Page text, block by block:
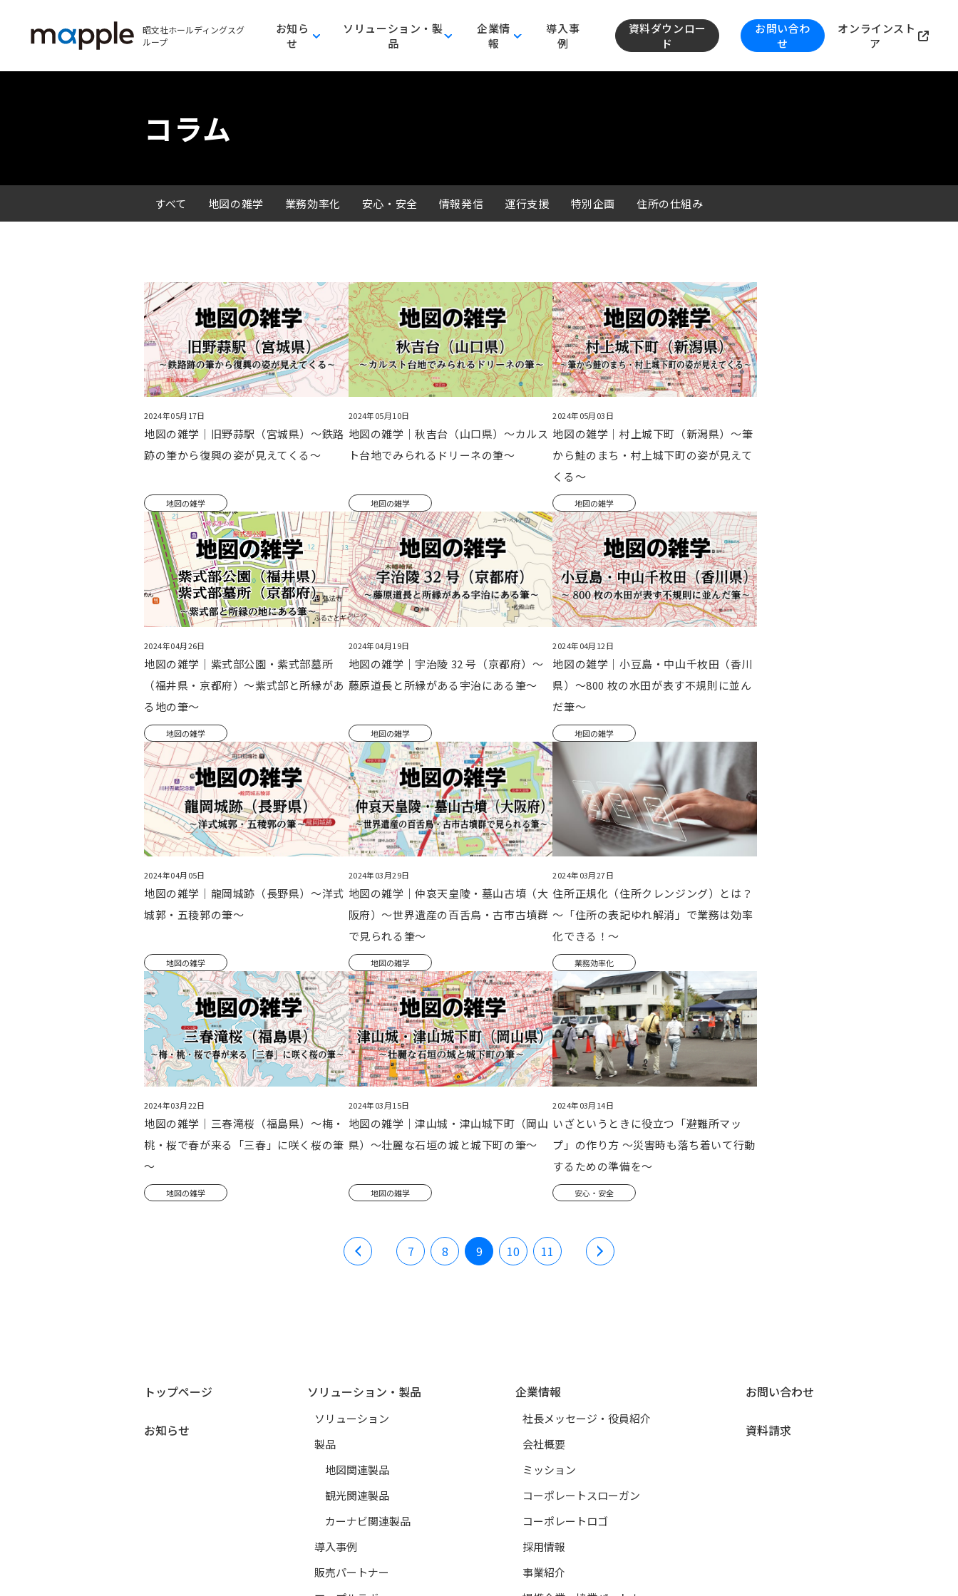
昭文社ホールディングスグ
ループ
お知ら
せ
ソリューション・製
品
企業情
報
導入事
例
資料ダウンロー
ド
お問い合わ
せ
オンラインスト
ア
コラム
すべて 地図の雑学 業務効率化 安心・安全 情報発信 運行支援 特別企画 住所の仕組み
2024年05月17日
地図の雑学｜旧野蒜駅（宮城県）～鉄路
跡の筆から復興の姿が見えてくる～
地図の雑学
2024年05月10日
地図の雑学｜秋吉台（山口県）～カルス
ト台地でみられるドリーネの筆～
地図の雑学
2024年05月03日
地図の雑学｜村上城下町（新潟県）～筆
から鮭のまち・村上城下町の姿が見えて
くる～
地図の雑学
2024年04月26日
地図の雑学｜紫式部公園・紫式部墓所
（福井県・京都府）～紫式部と所縁があ
る地の筆～
地図の雑学
2024年04月19日
地図の雑学｜宇治陵 32 号（京都府）～
藤原道長と所縁がある宇治にある筆～
地図の雑学
2024年04月12日
地図の雑学｜小豆島・中山千枚田（香川
県）～800 枚の水田が表す不規則に並ん
だ筆～
地図の雑学
2024年04月05日
地図の雑学｜龍岡城跡（長野県）～洋式
城郭・五稜郭の筆～
地図の雑学
2024年03月29日
地図の雑学｜仲哀天皇陵・墓山古墳（大
阪府）～世界遺産の百舌鳥・古市古墳群
で見られる筆～
地図の雑学
2024年03月27日
住所正規化（住所クレンジング）とは？
～「住所の表記ゆれ解消」で業務は効率
化できる！～
業務効率化
2024年03月22日
地図の雑学｜三春滝桜（福島県）～梅・
桃・桜で春が来る「三春」に咲く桜の筆
～
地図の雑学
2024年03月15日
地図の雑学｜津山城・津山城下町（岡山
県）～壮麗な石垣の城と城下町の筆～
地図の雑学
2024年03月14日
いざというときに役立つ「避難所マッ
プ」の作り方 ～災害時も落ち着いて行動
するための準備を～
安心・安全
7 8 9 10 11
トップページ
お知らせ
ソリューション・製品
ソリューション
製品
地図関連製品
観光関連製品
カーナビ関連製品
導入事例
販売パートナー
企業情報
社長メッセージ・役員紹介
会社概要
ミッション
コーポレートスローガン
コーポレートロゴ
採用情報
事業紹介
お問い合わせ
資料請求